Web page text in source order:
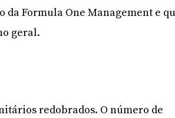
Formula One Management e
geral.
redobrados. O número de